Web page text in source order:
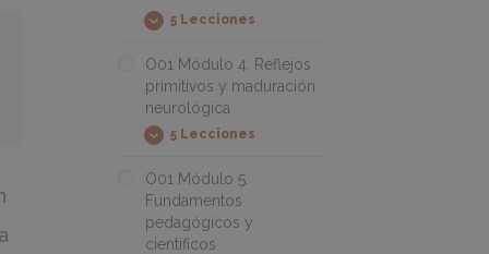
y
sentido
la
Expandir
O01
3.
pensamiento
matemático
en
la
5 Lecciones
O01 Módulo 4. Reflejos
primitivos y maduración
neurológica
Expandir
O01
4.
primitivos
y
maduración
5 Lecciones
O01 Módulo 5.
Fundamentos
pedagógicos y
científicos